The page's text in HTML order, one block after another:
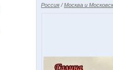
Россия /Москва и